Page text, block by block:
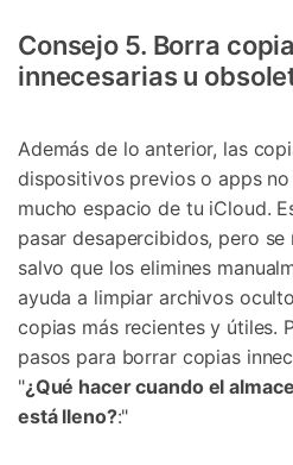
Consejo 5. Borra
innecesarias u
Además de lo anterior, las
dispositivos previos o apps
mucho espacio de tu iCloud.
pasar desapercibidos, pero se
salvo que los elimines
ayuda a limpiar archivos
copias más recientes y útiles.
pasos para borrar copias
"¿Qué hacer cuando el
está lleno?:"